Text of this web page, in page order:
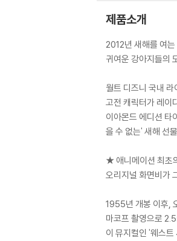
제품소개
2012년 새해를 여
귀여운 강아지들의
월트 디즈니 국내
고전 캐릭터가 레이
이아몬드 에디션 타
을 수 없는' 새해 선
★ 애니메이션 최초
오리지널 화면비가
1955년 개봉 이후,
마코프 촬영으로
이 뮤지컬인 '웨스